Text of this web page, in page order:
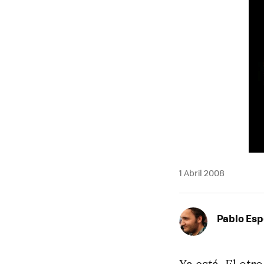
1 Abril 2008
Pablo